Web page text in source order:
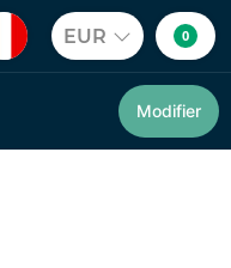
EUR 0
Modifier